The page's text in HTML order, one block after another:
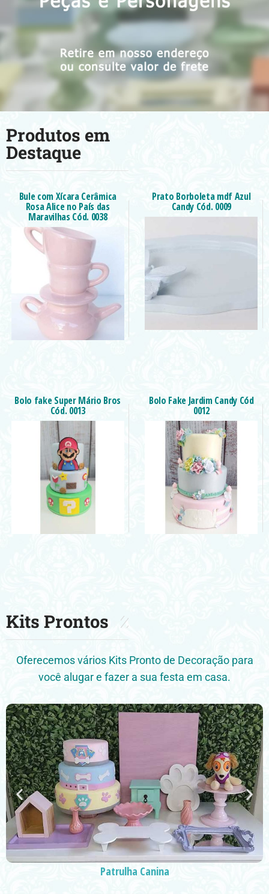
Produtos em
Destaque
Bule com Xícara Cerâmica
Rosa Alice no País das
Maravilhas Cód. 0038
Prato Borboleta mdf Azul
Candy Cód. 0009
Bolo fake Super Mário Bros
Cód. 0013
Bolo Fake Jardim Candy Cód
0012
Kits Prontos
Oferecemos vários Kits Pronto de Decoração para
você alugar e fazer a sua festa em casa.